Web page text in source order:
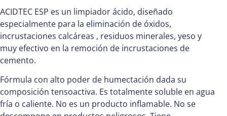
ACIDTEC ESP es un limpiador ácido, diseñado
especialmente para la eliminación de óxidos,
incrustaciones calcáreas , residuos minerales, yeso y
muy efectivo en la remoción de incrustaciones de
cemento.
Fórmula con alto poder de humectación dada su
composición tensoactiva. Es totalmente soluble en agua
fría o caliente. No es un producto inflamable. No se